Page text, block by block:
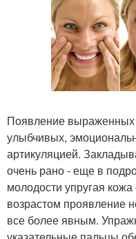
Появление выраженных
улыбчивых,
артикуляцией.
очень рано - еще в
молодости упругая
возрастом проявление
все более явным.